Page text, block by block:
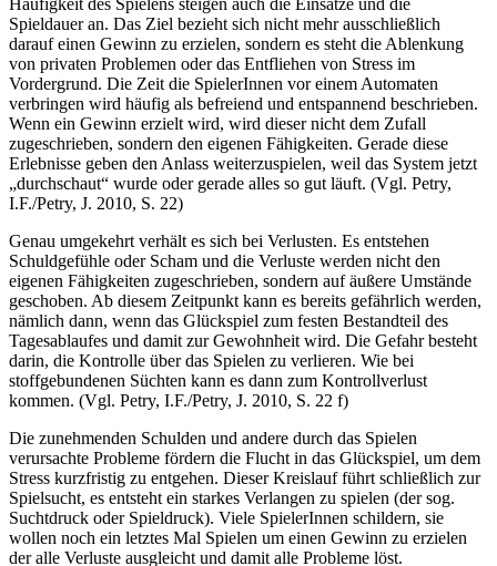
Häufigkeit des Spielens steigen auch die Einsätze und die
Spieldauer an. Das Ziel bezieht sich nicht mehr ausschließlich
darauf einen Gewinn zu erzielen, sondern es steht die Ablenkung
von privaten Problemen oder das Entfliehen von Stress im
Vordergrund. Die Zeit die SpielerInnen vor einem Automaten
verbringen wird häufig als befreiend und entspannend beschrieben.
Wenn ein Gewinn erzielt wird, wird dieser nicht dem Zufall
zugeschrieben, sondern den eigenen Fähigkeiten. Gerade diese
Erlebnisse geben den Anlass weiterzuspielen, weil das System jetzt
„durchschaut“ wurde oder gerade alles so gut läuft. (Vgl. Petry,
I.F./Petry, J. 2010, S. 22)
Genau umgekehrt verhält es sich bei Verlusten. Es entstehen
Schuldgefühle oder Scham und die Verluste werden nicht den
eigenen Fähigkeiten zugeschrieben, sondern auf äußere Umstände
geschoben. Ab diesem Zeitpunkt kann es bereits gefährlich werden,
nämlich dann, wenn das Glückspiel zum festen Bestandteil des
Tagesablaufes und damit zur Gewohnheit wird. Die Gefahr besteht
darin, die Kontrolle über das Spielen zu verlieren. Wie bei
stoffgebundenen Süchten kann es dann zum Kontrollverlust
kommen. (Vgl. Petry, I.F./Petry, J. 2010, S. 22 f)
Die zunehmenden Schulden und andere durch das Spielen
verursachte Probleme fördern die Flucht in das Glückspiel, um dem
Stress kurzfristig zu entgehen. Dieser Kreislauf führt schließlich zur
Spielsucht, es entsteht ein starkes Verlangen zu spielen (der sog.
Suchtdruck oder Spieldruck). Viele SpielerInnen schildern, sie
wollen noch ein letztes Mal Spielen um einen Gewinn zu erzielen
der alle Verluste ausgleicht und damit alle Probleme löst.